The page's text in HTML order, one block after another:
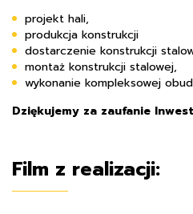
projekt hali,
produkcja konstrukcji
dostarczenie konstrukcji
montaż konstrukcji stalowej,
wykonanie kompleksowej
Dziękujemy za zaufanie
Film z realizacji: